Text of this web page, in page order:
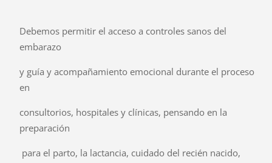
Debemos permitir el acceso a controles sanos del
embarazo
y guía y acompañamiento emocional durante el proceso
en
consultorios, hospitales y clínicas, pensando en la
preparación
para el parto, la lactancia, cuidado del recién nacido,